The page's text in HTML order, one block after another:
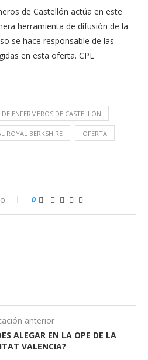
de Castellón actúa en este
herramienta de difusión de la
se hace responsable de las
en esta oferta. CPL
ENFERMEROS DE CASTELLÓN
ROYAL BERKSHIRE OFERTA
0
anterior
ALEGAR EN LA OPE DE LA
VALENCIA?